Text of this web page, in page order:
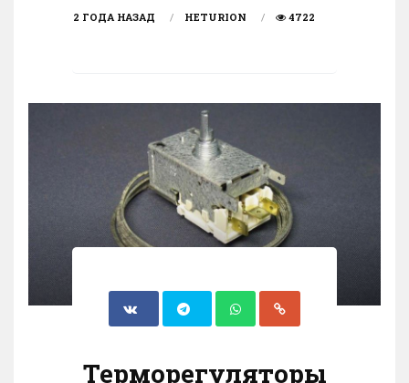
2 ГОДА НАЗАД
HETURION 4722
Терморегуляторы